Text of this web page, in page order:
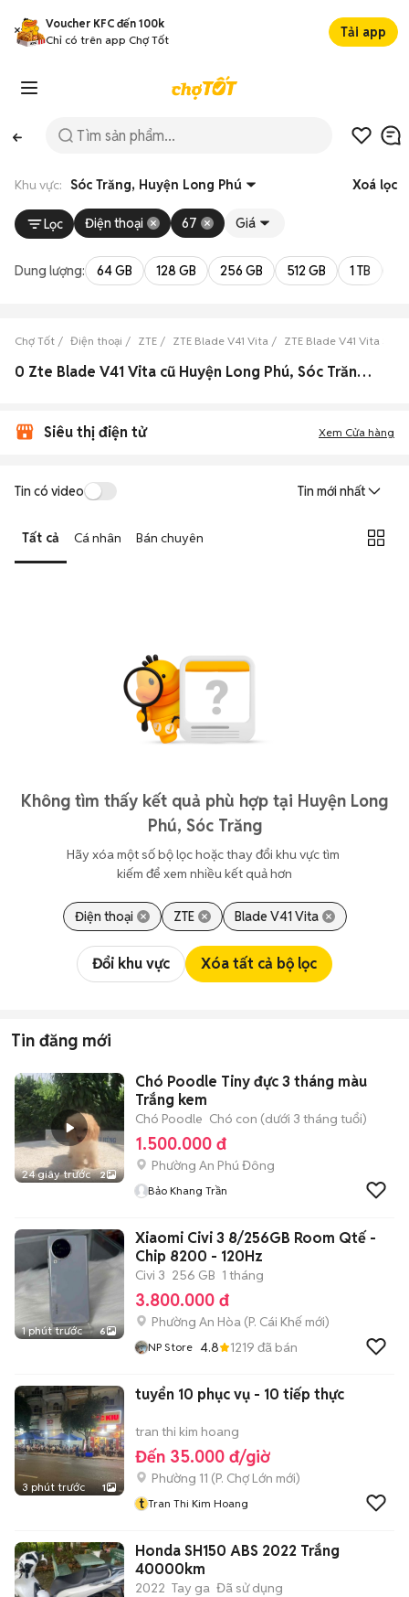
Voucher KFC đến 100k
Chỉ có trên app Chợ Tốt
Tải app
Khu vực: Sóc Trăng, Huyện Long Phú Xoá lọc
Lọc Điện thoại 67 Giá
Dung lượng: 64 GB 128 GB 256 GB 512 GB 1 TB
Chợ Tốt Điện thoại ZTE ZTE Blade V41 Vita ZTE Blade V41 Vita Sóc
0 Zte Blade V41 Vita cũ Huyện Long Phú, Sóc Trăng đẹp
Siêu thị điện tử Xem Cửa hàng
Tin có video Tin mới nhất
Tất cả Cá nhân Bán chuyên
Không tìm thấy kết quả phù hợp tại Huyện Long
Phú, Sóc Trăng
Hãy xóa một số bộ lọc hoặc thay đổi khu vực tìm
kiếm để xem nhiều kết quả hơn
Điện thoại ZTE Blade V41 Vita
Đổi khu vực Xóa tất cả bộ lọc
Tin đăng mới
24 giây trước 2
Chó Poodle Tiny đực 3 tháng màu
Trắng kem
Chó Poodle Chó con (dưới 3 tháng tuổi)
1.500.000 đ
Phường An Phú Đông
Bảo Khang Trần
1 phút trước 6
Xiaomi Civi 3 8/256GB Room Qtế -
Chip 8200 - 120Hz
Civi 3 256 GB 1 tháng
3.800.000 đ
Phường An Hòa (P. Cái Khế mới)
NP Store 4.8 1219 đã bán
3 phút trước 1
tuyển 10 phục vụ - 10 tiếp thực
tran thi kim hoang
Đến 35.000 đ/giờ
Phường 11 (P. Chợ Lớn mới)
t Tran Thi Kim Hoang
Honda SH150 ABS 2022 Trắng
40000km
2022 Tay ga Đã sử dụng